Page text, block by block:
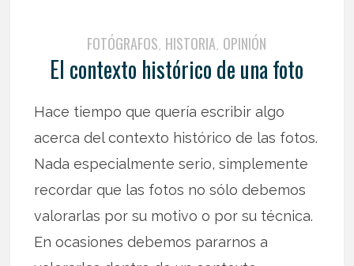
FOTÓGRAFOS, HISTORIA, OPINIÓN
El contexto histórico de una foto
Hace tiempo que quería escribir algo
acerca del contexto histórico de las fotos.
Nada especialmente serio, simplemente
recordar que las fotos no sólo debemos
valorarlas por su motivo o por su técnica.
En ocasiones debemos pararnos a